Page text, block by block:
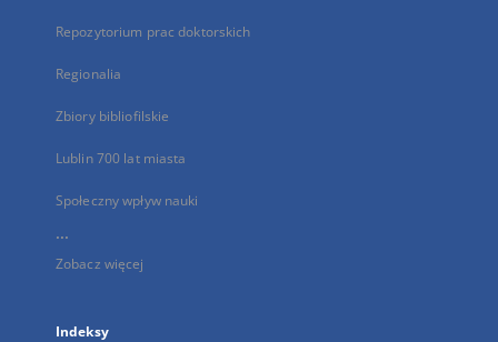
Repozytorium prac doktorskich
Regionalia
Zbiory bibliofilskie
Lublin 700 lat miasta
Społeczny wpływ nauki
...
Zobacz więcej
Indeksy